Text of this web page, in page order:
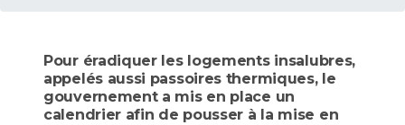
Pour éradiquer les logements insalubres,
appelés aussi passoires thermiques, le
gouvernement a mis en place un
calendrier afin de pousser à la mise en